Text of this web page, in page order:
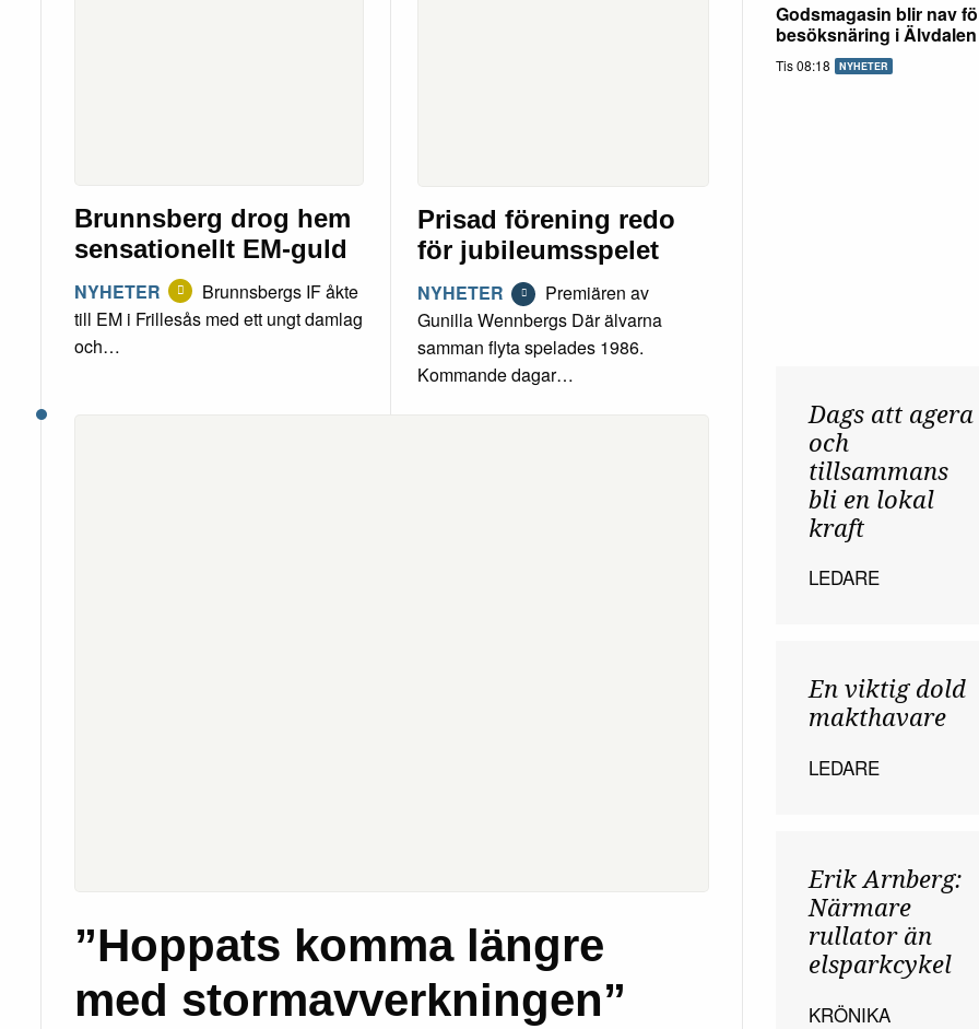
Brunnsberg drog hem
sensationellt EM-guld
NYHETER
Brunnsbergs IF åkte
till EM i Frillesås med ett ungt damlag
och…
Prisad förening redo
för jubileumsspelet
NYHETER
Premiären av
Gunilla Wennbergs Där älvarna
samman flyta spelades 1986.
Kommande dagar…
”Hoppats komma längre
med stormavverkningen”
Godsmagasin blir nav
besöksnäring i Älvdalen
Tis 08:18 NYHETER
Dags att agera
och
tillsammans
bli en lokal
kraft
LEDARE
En viktig dold
makthavare
LEDARE
Erik Arnberg:
Närmare
rullator än
elsparkcykel
KRÖNIKA